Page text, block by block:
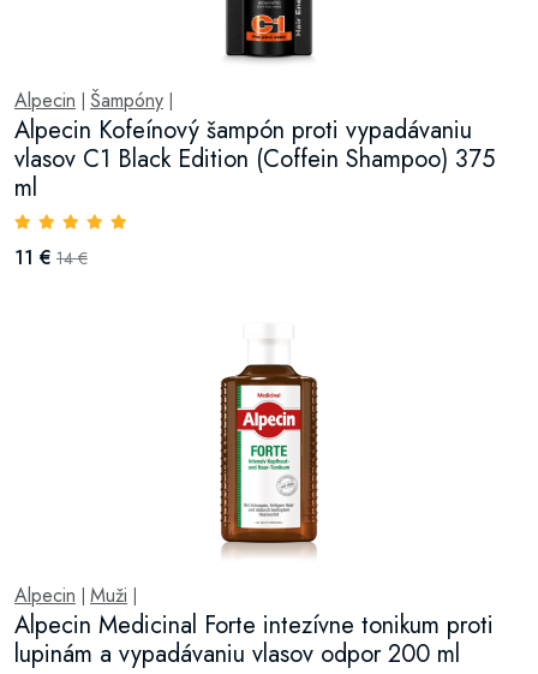
Alpecin Šampóny
Alpecin Kofeínový šampón proti vypadávaniu
vlasov C1 Black Edition (Coffein Shampoo) 375
ml
11 € 14 €
Alpecin Muži
Alpecin Medicinal Forte intezívne tonikum proti
lupinám a vypadávaniu vlasov odpor 200 ml